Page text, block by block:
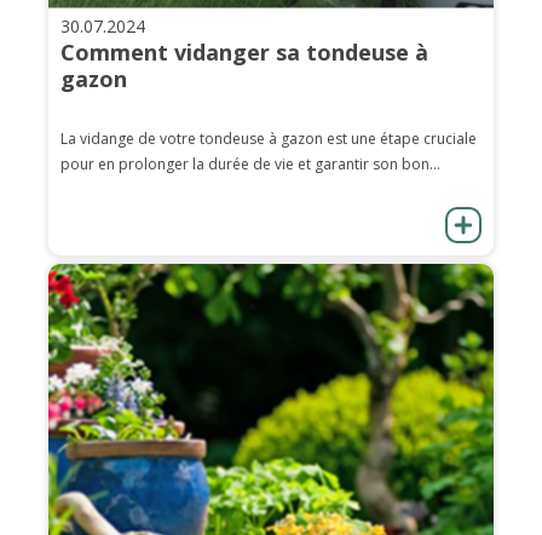
30.07.2024
Comment vidanger sa tondeuse à
gazon
La vidange de votre tondeuse à gazon est une étape cruciale
pour en prolonger la durée de vie et garantir son bon...